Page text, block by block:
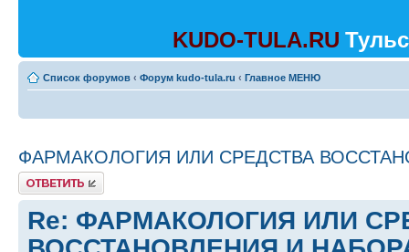
KUDO-TULA.RU
Список форумов ‹ Форум kudo-tula.ru ‹ Главное МЕНЮ
ФАРМАКОЛОГИЯ ИЛИ СРЕДСТВА
Ответить
Re: ФАРМАКОЛОГИЯ ИЛИ